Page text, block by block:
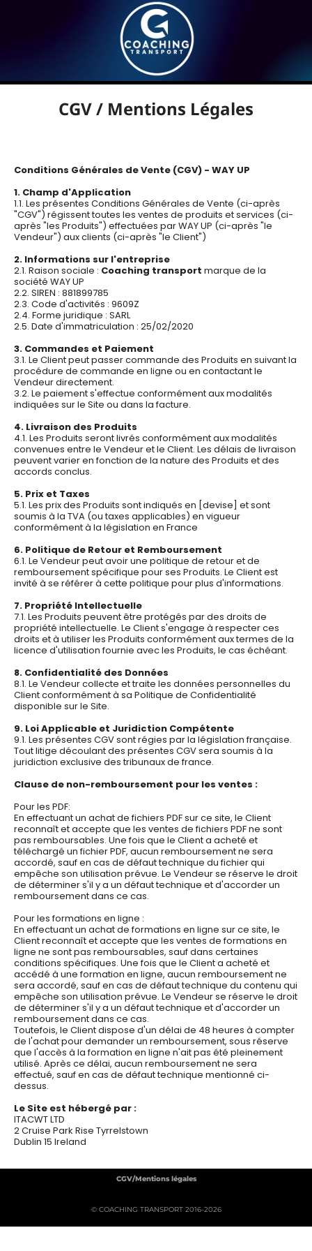
CGV / Mentions Légales
Conditions Générales de Vente (CGV) - WAY UP
1. Champ d'Application
1.1. Les présentes Conditions Générales de Vente (ci-après
"CGV") régissent toutes les ventes de produits et services (ci-
après "les Produits") effectuées par WAY UP (ci-après "le
Vendeur") aux clients (ci-après "le Client")
2. Informations sur l'entreprise
2.1. Raison sociale : Coaching transport marque de la
société WAY UP
2.2. SIREN : 881899785
2.3. Code d'activités : 9609Z
2.4. Forme juridique : SARL
2.5. Date d'immatriculation : 25/02/2020
3. Commandes et Paiement
3.1. Le Client peut passer commande des Produits en suivant la
procédure de commande en ligne ou en contactant le
Vendeur directement.
3.2. Le paiement s'effectue conformément aux modalités
indiquées sur le Site ou dans la facture.
4. Livraison des Produits
4.1. Les Produits seront livrés conformément aux modalités
convenues entre le Vendeur et le Client. Les délais de livraison
peuvent varier en fonction de la nature des Produits et des
accords conclus.
5. Prix et Taxes
5.1. Les prix des Produits sont indiqués en [devise] et sont
soumis à la TVA (ou taxes applicables) en vigueur
conformément à la législation en France
6. Politique de Retour et Remboursement
6.1. Le Vendeur peut avoir une politique de retour et de
remboursement spécifique pour ses Produits. Le Client est
invité à se référer à cette politique pour plus d'informations.
7. Propriété Intellectuelle
7.1. Les Produits peuvent être protégés par des droits de
propriété intellectuelle. Le Client s'engage à respecter ces
droits et à utiliser les Produits conformément aux termes de la
licence d'utilisation fournie avec les Produits, le cas échéant.
8. Confidentialité des Données
8.1. Le Vendeur collecte et traite les données personnelles du
Client conformément à sa Politique de Confidentialité
disponible sur le Site.
9. Loi Applicable et Juridiction Compétente
9.1. Les présentes CGV sont régies par la législation française.
Tout litige découlant des présentes CGV sera soumis à la
juridiction exclusive des tribunaux de france.
Clause de non-remboursement pour les ventes :
Pour les PDF:
En effectuant un achat de fichiers PDF sur ce site, le Client
reconnaît et accepte que les ventes de fichiers PDF ne sont
pas remboursables. Une fois que le Client a acheté et
téléchargé un fichier PDF, aucun remboursement ne sera
accordé, sauf en cas de défaut technique du fichier qui
empêche son utilisation prévue. Le Vendeur se réserve le droit
de déterminer s'il y a un défaut technique et d'accorder un
remboursement dans ce cas.
Pour les formations en ligne :
En effectuant un achat de formations en ligne sur ce site, le
Client reconnaît et accepte que les ventes de formations en
ligne ne sont pas remboursables, sauf dans certaines
conditions spécifiques. Une fois que le Client a acheté et
accédé à une formation en ligne, aucun remboursement ne
sera accordé, sauf en cas de défaut technique du contenu qui
empêche son utilisation prévue. Le Vendeur se réserve le droit
de déterminer s'il y a un défaut technique et d'accorder un
remboursement dans ce cas.
Toutefois, le Client dispose d'un délai de 48 heures à compter
de l'achat pour demander un remboursement, sous réserve
que l'accès à la formation en ligne n'ait pas été pleinement
utilisé. Après ce délai, aucun remboursement ne sera
effectué, sauf en cas de défaut technique mentionné ci-
dessus.
Le Site est hébergé par :
ITACWT LTD
2 Cruise Park Rise Tyrrelstown
Dublin 15 Ireland
CGV/Mentions légales
© COACHING TRANSPORT 2016-2026